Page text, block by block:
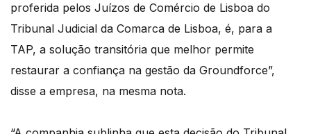
proferida pelos Juízos de Comércio de Lisboa do
Tribunal Judicial da Comarca de Lisboa, é, para a
TAP, a solução transitória que melhor permite
restaurar a confiança na gestão da Groundforce”,
disse a empresa, na mesma nota.